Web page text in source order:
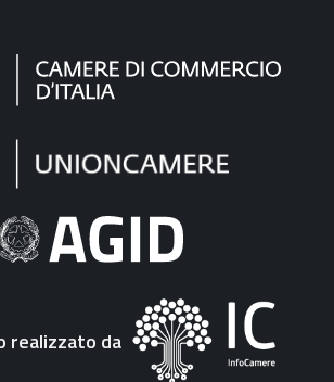
realizzato da